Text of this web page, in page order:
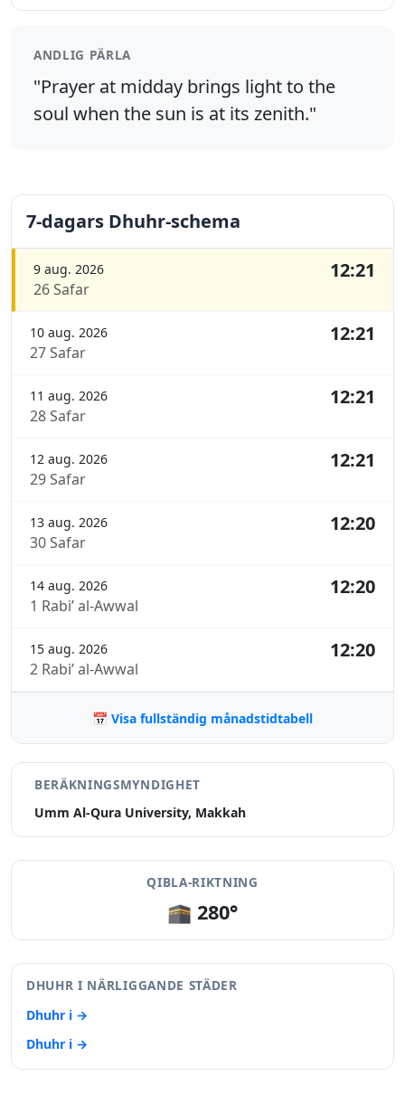
ANDLIG PÄRLA
"Prayer at midday brings light to the
soul when the sun is at its zenith."
7-dagars Dhuhr-schema
9 aug. 2026
26 Safar
12:21
10 aug. 2026
27 Safar
12:21
11 aug. 2026
28 Safar
12:21
12 aug. 2026
29 Safar
12:21
13 aug. 2026
30 Safar
12:20
14 aug. 2026
1 Rabi’ al-Awwal
12:20
15 aug. 2026
2 Rabi’ al-Awwal
12:20
📅 Visa fullständig månadstidtabell
BERÄKNINGSMYNDIGHET
Umm Al-Qura University, Makkah
QIBLA-RIKTNING
🕋 280°
DHUHR I NÄRLIGGANDE STÄDER
Dhuhr i →
Dhuhr i →